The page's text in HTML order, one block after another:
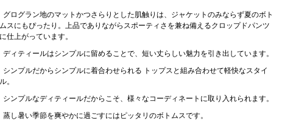
グログラン地のマットかつさらりとした肌触りは、ジャケットのみならず夏のボト
ムスにもぴったり。上品でありながらスポーティさを兼ね備えるクロップドパンツ
に仕上がっています。
ディティールはシンプルに留めることで、短い丈らしい魅力を引き出しています。
シンプルだからシンプルに着合わせられる トップスと組み合わせて軽快なスタイ
ル。
シンプルなディティールだからこそ、様々なコーディネートに取り入れられます。
蒸し暑い季節を爽やかに過ごすにはピッタリのボトムスです。